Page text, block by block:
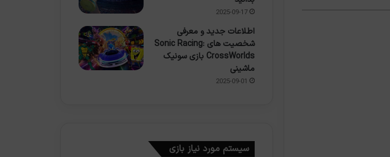
2025-09-17
اطلاعات جدید و معرفی
شخصیت های Sonic Racing:
CrossWorlds بازی سونیک
ماشینی
2025-09-01
سیستم مورد نیاز بازی